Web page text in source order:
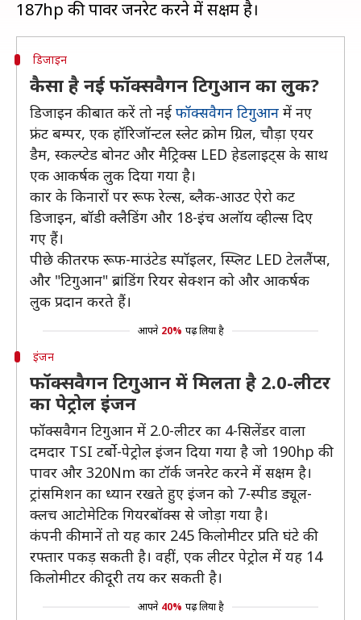
डिजाइन
कैसा है नई फॉक्सवैगन टिगुआन का लुक?
डिजाइन की बात करें तो नई फॉक्सवैगन टिगुआन में नए
फ्रंट बम्पर, एक हॉरिजॉन्टल स्लेट क्रोम ग्रिल, चौड़ा एयर
डैम, स्कल्प्टेड बोनट और मैट्रिक्स LED हेडलाइट्स के साथ
एक आकर्षक लुक दिया गया है।
कार के किनारों पर रूफ रेल्स, ब्लैक-आउट ऐरो कट
डिजाइन, बॉडी क्लैडिंग और 18-इंच अलॉय व्हील्स दिए
गए हैं।
पीछे की तरफ रूफ-माउंटेड स्पॉइलर, स्प्लिट LED टेललैंप्स,
और "टिगुआन" ब्रांडिंग रियर सेक्शन को और आकर्षक
लुक प्रदान करते हैं।
आपने 20% पढ़ लिया है
इंजन
फॉक्सवैगन टिगुआन में मिलता है 2.0-लीटर
का पेट्रोल इंजन
फॉक्सवैगन टिगुआन में 2.0-लीटर का 4-सिलेंडर वाला
दमदार TSI टर्बो-पेट्रोल इंजन दिया गया है जो 190hp की
पावर और 320Nm का टॉर्क जनरेट करने में सक्षम है।
ट्रांसमिशन का ध्यान रखते हुए इंजन को 7-स्पीड ड्यूल-
क्लच आटोमेटिक गियरबॉक्स से जोड़ा गया है।
कंपनी की मानें तो यह कार 245 किलोमीटर प्रति घंटे की
रफ्तार पकड़ सकती है। वहीं, एक लीटर पेट्रोल में यह 14
किलोमीटर की दूरी तय कर सकती है।
आपने 40% पढ़ लिया है